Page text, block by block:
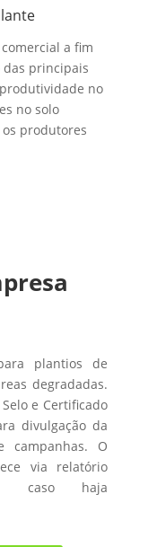
a fim
principais
no
no solo
produtores
plantios de
degradadas.
e Certificado
divulgação da
campanhas. O
via relatório
caso haja